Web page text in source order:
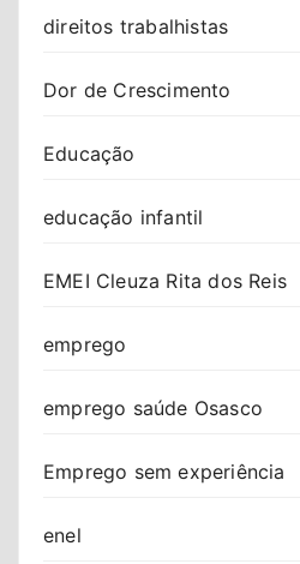
direitos trabalhistas
Dor de Crescimento
Educação
educação infantil
EMEI Cleuza Rita dos Reis
emprego
emprego saúde Osasco
Emprego sem experiência
enel